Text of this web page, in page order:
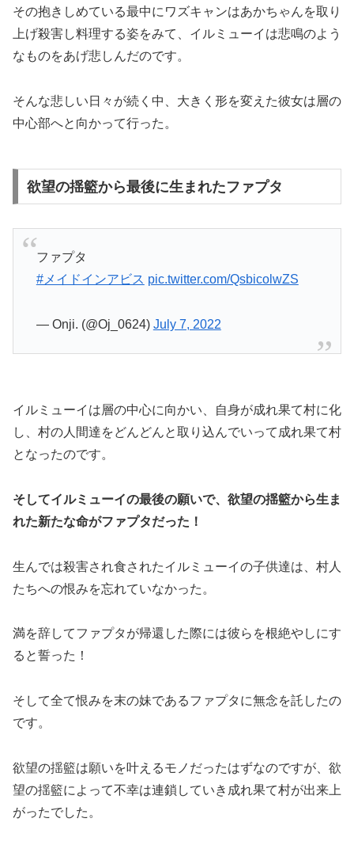
その抱きしめている最中にワズキャンはあかちゃんを取り
上げ殺害し料理する姿をみて、イルミューイは悲鳴のよう
なものをあげ悲しんだのです。
そんな悲しい日々が続く中、大きく形を変えた彼女は層の
中心部へと向かって行った。
欲望の揺籃から最後に生まれたファプタ
ファプタ
#メイドインアビス pic.twitter.com/QsbicolwZS
— Onji. (@Oj_0624) July 7, 2022
イルミューイは層の中心に向かい、自身が成れ果て村に化
し、村の人間達をどんどんと取り込んでいって成れ果て村
となったのです。
そしてイルミューイの最後の願いで、欲望の揺籃から生ま
れた新たな命がファプタだった！
生んでは殺害され食されたイルミューイの子供達は、村人
たちへの恨みを忘れていなかった。
満を辞してファプタが帰還した際には彼らを根絶やしにす
ると誓った！
そして全て恨みを末の妹であるファプタに無念を託したの
です。
欲望の揺籃は願いを叶えるモノだったはずなのですが、欲
望の揺籃によって不幸は連鎖していき成れ果て村が出来上
がったでした。